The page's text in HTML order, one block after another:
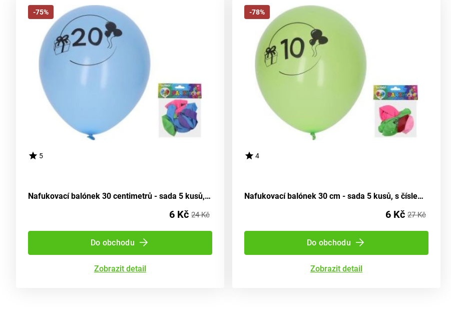
-75%
5
Nafukovací balónek 30 centimetrů - sada 5 kusů, s číslem 20
6 Kč 24 Kč
Do obchodu
Zobrazit detail
-78%
4
Nafukovací balónek 30 cm - sada 5 kusů, s číslem 10
6 Kč 27 Kč
Do obchodu
Zobrazit detail